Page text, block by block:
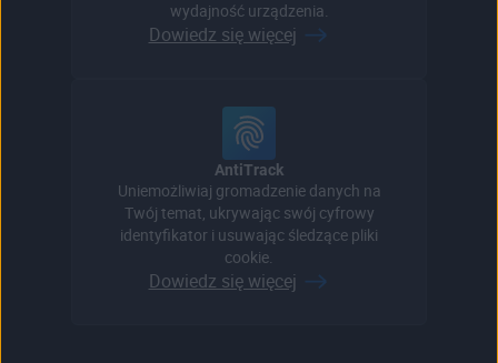
wydajność urządzenia.
Dowiedz się więcej
AntiTrack
Uniemożliwiaj gromadzenie danych na
Twój temat, ukrywając swój cyfrowy
identyfikator i usuwając śledzące pliki
cookie.
Dowiedz się więcej